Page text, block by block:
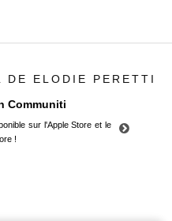
DE ELODIE PERETTI
Communiti
sur l'Apple Store et le
!